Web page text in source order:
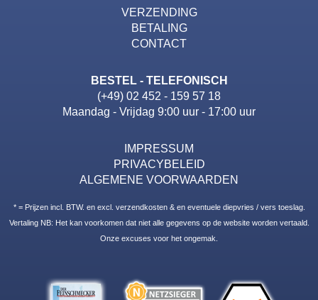
VERZENDING
BETALING
CONTACT
BESTEL - TELEFONISCH
(+49) 02 452 - 159 57 18
Maandag - Vrijdag 9:00 uur - 17:00 uur
IMPRESSUM
PRIVACYBELEID
ALGEMENE VOORWAARDEN
* = Prijzen incl. BTW. en excl. verzendkosten & en eventuele diepvries / vers toeslag.
Vertaling NB: Het kan voorkomen dat niet alle gegevens op de website worden vertaald.
Onze excuses voor het ongemak.